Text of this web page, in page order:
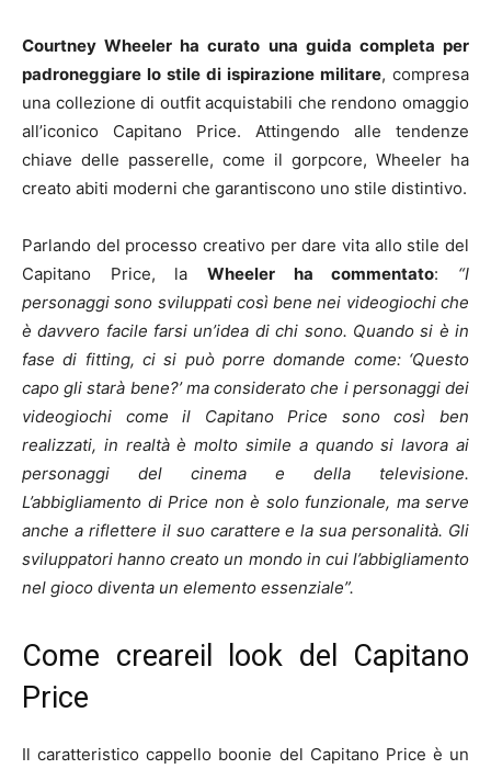
Courtney Wheeler ha curato una guida completa per
padroneggiare lo stile di ispirazione militare, compresa
una collezione di outfit acquistabili che rendono omaggio
all’iconico Capitano Price. Attingendo alle tendenze
chiave delle passerelle, come il gorpcore, Wheeler ha
creato abiti moderni che garantiscono uno stile distintivo.
Parlando del processo creativo per dare vita allo stile del
Capitano Price, la Wheeler ha commentato: “I
personaggi sono sviluppati così bene nei videogiochi che
è davvero facile farsi un’idea di chi sono. Quando si è in
fase di fitting, ci si può porre domande come: ‘Questo
capo gli starà bene?’ ma considerato che i personaggi dei
videogiochi come il Capitano Price sono così ben
realizzati, in realtà è molto simile a quando si lavora ai
personaggi del cinema e della televisione.
L’abbigliamento di Price non è solo funzionale, ma serve
anche a riflettere il suo carattere e la sua personalità. Gli
sviluppatori hanno creato un mondo in cui l’abbigliamento
nel gioco diventa un elemento essenziale”.
Come creareil look del Capitano
Price
Il caratteristico cappello boonie del Capitano Price è un